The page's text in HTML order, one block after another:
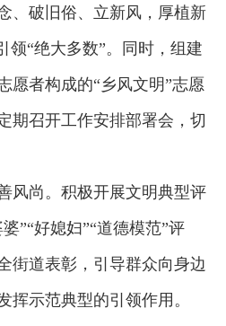
、破旧俗、立新风，厚植新
领“绝大多数”。同时，组建
愿者构成的“乡风文明”志愿
期召开工作安排部署会，切
尚。积极开展文明典型评
”“好媳妇”“道德模范”评
街道表彰，引导群众向身边
挥示范典型的引领作用。